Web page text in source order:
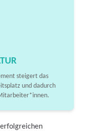
steigert das
und dadurch